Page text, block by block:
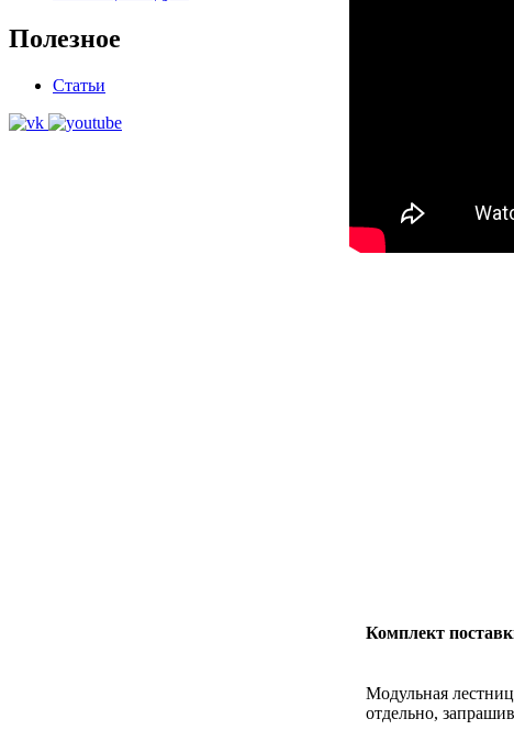
Полезное
Статьи
Комплект
Модульная
отдельно,